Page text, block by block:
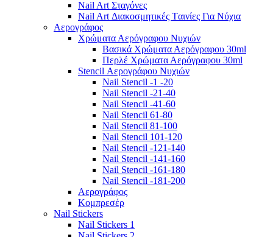
Nail Art Σταγόνες
Nail Art Διακοσμητικές Tαινίες Για Νύχια
Αερογράφος
Χρώματα Αερόγραφου Νυχιών
Βασικά Χρώματα Αερόγραφου 30ml
Περλέ Χρώματα Αερόγραφου 30ml
Stencil Αερογράφου Νυχιών
Nail Stencil -1 -20
Nail Stencil -21-40
Nail Stencil -41-60
Nail Stencil 61-80
Nail Stencil 81-100
Nail Stencil 101-120
Nail Stencil -121-140
Nail Stencil -141-160
Nail Stencil -161-180
Nail Stencil -181-200
Αερογράφoς
Κομπρεσέρ
Nail Stickers
Nail Stickers 1